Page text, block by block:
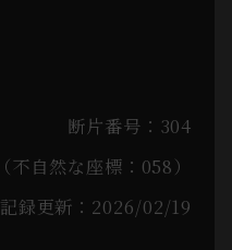
断片番号：304
（不自然な座標：058）
記録更新：2026/02/19